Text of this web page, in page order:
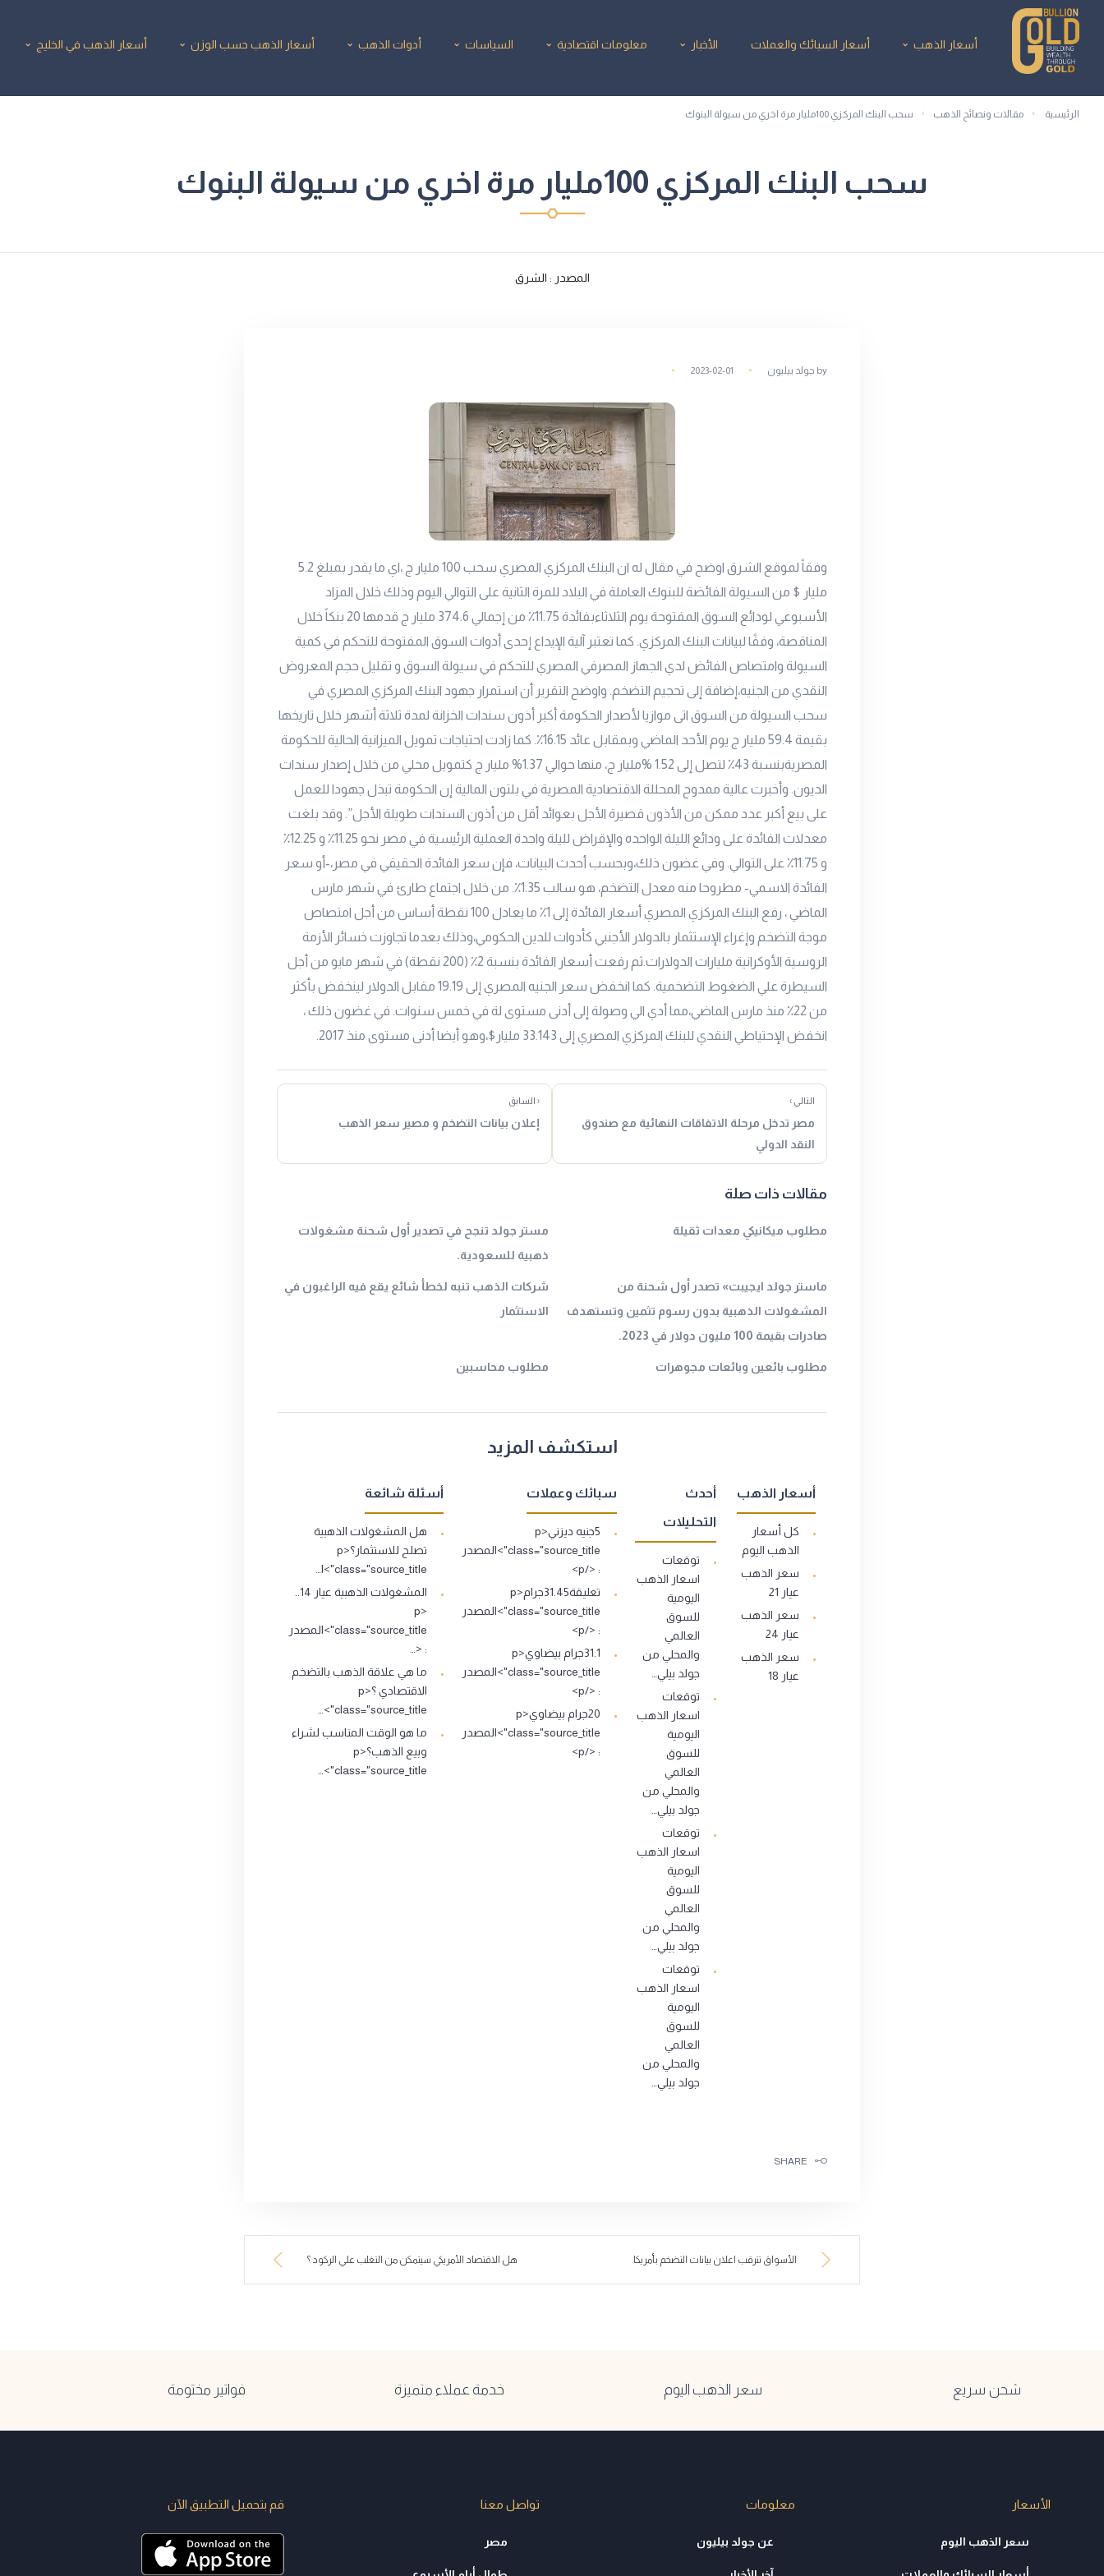
أسعار الذهب أسعار السبائك والعملات الأخبار معلومات اقتصادية السياسات أدوات الذهب أسعار الذهب حسب الوزن أسعار الذهب في الخليج
الرئيسية مقالات ونصائح الذهب سحب البنك المركزي 100مليار مرة اخري من سيولة البنوك
سحب البنك المركزي 100مليار مرة اخري من سيولة البنوك
المصدر : الشرق
by جولد بيليون 2023-02-01
وفقاً لموقع الشرق اوضح في مقال له ان البنك المركزي المصري سحب 100 مليار ج ،اي ما يقدر بمبلغ 5.2
مليار $ من السيولة الفائضة للبنوك العاملة في البلاد للمرة الثانية على التوالي اليوم وذلك خلال المزاد
الأسبوعي لودائع السوق المفتوحة يوم الثلاثاءبفائدة 11.75٪ من إجمالي 374.6 مليار ج قدمها 20 بنكاً خلال
المناقصة، وفقًا لبيانات البنك المركزي. كما تعتبر آلية الإيداع إحدى أدوات السوق المفتوحة للتحكم في كمية
السيولة وامتصاص الفائض لدي الجهاز المصرفي المصري للتحكم في سيولة السوق و تقليل حجم المعروض
النقدي من الجنيه،إضافة إلى تحجيم التضخم. واوضح التقرير أن استمرار جهود البنك المركزي المصري في
سحب السيولة من السوق اتى موازيا لأصدار الحكومة أكبر أذون سندات الخزانة لمدة ثلاثة أشهر خلال تاريخها
بقيمة 59.4 مليار ج يوم الأحد الماضي وبمقابل عائد 16.15٪. كما زادت احتياجات تمويل الميزانية الحالية للحكومة
المصريةبنسبة 43٪ لتصل إلى 1.52 %مليار ج، منها حوالي 1.37% مليار ج كتمويل محلي من خلال إصدار سندات
الديون. وأخبرت عالية ممدوح المحللة الاقتصادية المصرية في بلتون المالية إن الحكومة تبذل جهودا للعمل
على بيع أكبر عدد ممكن من الأذون قصيرة الأجل بعوائد أقل من أذون السندات طويلة الأجل”. وقد بلغت
معدلات الفائدة على ودائع الليلة الواحده والإقراض لليلة واحدة العملية الرئيسية في مصر نحو 11.25٪ و 12.25٪
و 11.75٪ على التوالي. وفي غضون ذلك،وبحسب أحدث البيانات، فإن سعر الفائدة الحقيقي في مصر،-أو سعر
الفائدة الاسمي- مطروحا منه معدل التضخم، هو سالب 1.35٪. من خلال اجتماع طارئ في شهر مارس
الماضي ، رفع البنك المركزي المصري أسعار الفائدة إلى 1٪ ما يعادل 100 نقطة أساس من أجل امتصاص
موجة التضخم وإغراء الإستثمار بالدولار الأجنبي كأدوات للدين الحكومي،وذلك بعدما تجاوزت خسائر الأزمة
الروسية الأوكرانية مليارات الدولارات.ثم رفعت أسعار الفائدة بنسبة 2٪ (200 نقطة) في شهر مايو من أجل
السيطرة علي الضغوط التضخمية. كما انخفض سعر الجنيه المصري إلى 19.19 مقابل الدولار لينخفض بأكثر
من 22٪ منذ مارس الماضي،مما أدي الي وصولة إلى أدنى مستوى لة في خمس سنوات. في غضون ذلك ،
انخفض الإحتياطي النقدي للبنك المركزي المصري إلى 33.143 مليار$،وهو أيضا أدنى مستوى منذ 2017.
التالي ›
مصر تدخل مرحلة الاتفاقات النهائية مع صندوق
النقد الدولي
‹ السابق
إعلان بيانات التضخم و مصير سعر الذهب
مقالات ذات صلة
مطلوب ميكانيكي معدات ثقيلة
مستر جولد تنجح في تصدير أول شحنة مشغولات
ذهبية للسعودية.
ماستر جولد ايجيبت» تصدر أول شحنة من
المشغولات الذهبية بدون رسوم تثمين وتستهدف
صادرات بقيمة 100 مليون دولار في 2023.
شركات الذهب تنبه لخطأ شائع يقع فيه الراغبون في
الاستثمار
مطلوب بائعين وبائعات مجوهرات مطلوب محاسبين
استكشف المزيد
أسعار الذهب
كل أسعار
الذهب اليوم
سعر الذهب
عيار 21
سعر الذهب
عيار 24
سعر الذهب
عيار 18
أحدث
التحليلات
توقعات
اسعار الذهب
اليومية
للسوق
العالمي
والمحلي من
جولد بيلي…
توقعات
اسعار الذهب
اليومية
للسوق
العالمي
والمحلي من
جولد بيلي…
توقعات
اسعار الذهب
اليومية
للسوق
العالمي
والمحلي من
جولد بيلي…
توقعات
اسعار الذهب
اليومية
للسوق
العالمي
والمحلي من
جولد بيلي…
سبائك وعملات
5جنيه ديزني<p
class="source_title">المصدر
: </p>
تعليقة31.45جرام<p
class="source_title">المصدر
: </p>
31.1جرام بيضاوي<p
class="source_title">المصدر
: </p>
20جرام بيضاوي<p
class="source_title">المصدر
: </p>
أسئلة شائعة
هل المشغولات الذهبية
تصلح للاستثمار؟<p
class="source_title">ا…
<p
class="source_title">المصدر
: <…
ما هي علاقة الذهب بالتضخم
الاقتصادي ؟<p
class="source_title">…
ما هو الوقت المناسب لشراء
وبيع الذهب؟<p
class="source_title">…
SHARE
الأسواق تترقب اعلان بيانات التضخم بأمريكا هل الاقتصاد الأمريكي سيتمكن من التغلب علي الركود ؟
شحن سريع سعر الذهب اليوم خدمة عملاء متميزة فواتير مختومة
الأسعار
سعر الذهب اليوم
معلومات
عن جولد بيليون
تواصل معنا
مصر
قم بتحميل التطبيق الآن